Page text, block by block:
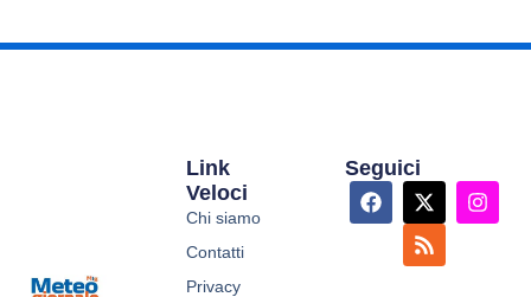
Link
Veloci
Chi siamo
Contatti
Privacy
Seguici